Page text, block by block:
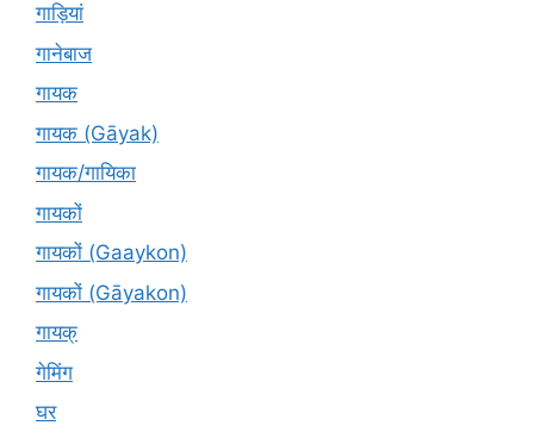
गाड़ियां
गानेबाज
गायक
गायक (Gāyak)
गायक/गायिका
गायकों
गायकों (Gaaykon)
गायकों (Gāyakon)
गायक्
गेमिंग
घर